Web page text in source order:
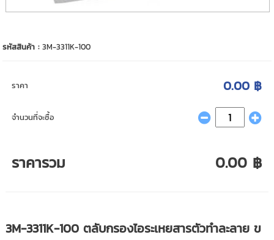
รหัสสินค้า :3M-3311K-100
ราคา 0.00 ฿
จำนวนที่จะซื้อ
ราคารวม 0.00 ฿
3M-3311K-100 ตลับกรองไอระเหยสารตัวทำละลาย ข